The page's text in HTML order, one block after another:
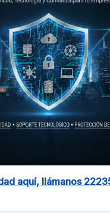
aquí, llámanos